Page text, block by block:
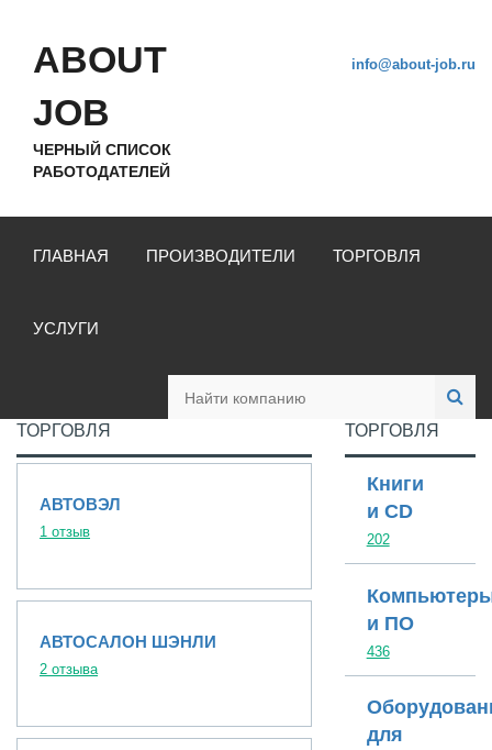
ABOUT
JOB
ЧЕРНЫЙ СПИСОК
РАБОТОДАТЕЛЕЙ
info@about-job.ru
ГЛАВНАЯ ПРОИЗВОДИТЕЛИ ТОРГОВЛЯ
УСЛУГИ
ТОРГОВЛЯ
АВТОВЭЛ
1 отзыв
АВТОСАЛОН ШЭНЛИ
2 отзыва
ТОРГОВЛЯ
Книги
и CD
202
и ПО
436
для